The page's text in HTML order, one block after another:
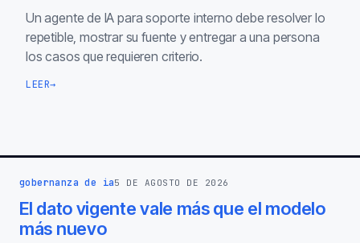
Un agente de IA para soporte interno debe resolver lo
repetible, mostrar su fuente y entregar a una persona
los casos que requieren criterio.
LEER→
gobernanza de ia5 DE AGOSTO DE 2026
El dato vigente vale más que el modelo
más nuevo